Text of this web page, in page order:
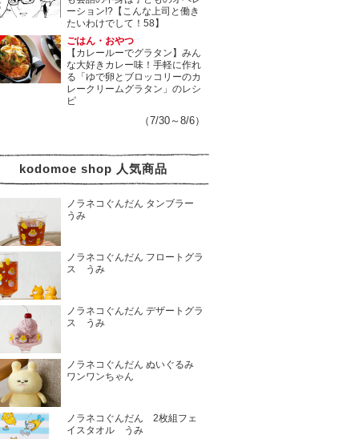
ーション!?【こんな上司と働き
たいわけでして！58】
ごはん・おやつ
【カレールーでグラタン】みん
な大好きカレー味！手軽に作れ
る「ゆで卵とブロッコリーのカ
レークリームグラタン」のレシ
ピ
（7/30～8/6）
kodomoe shop 人気商品
ノラネコぐんだん タンブラー
うみ
ノラネコぐんだん フロートグラ
ス うみ
ノラネコぐんだん デザートグラ
ス うみ
ノラネコぐんだん ぬいぐるみ
ワンワンちゃん
ノラネコぐんだん 2枚組フェ
イスタオル うみ